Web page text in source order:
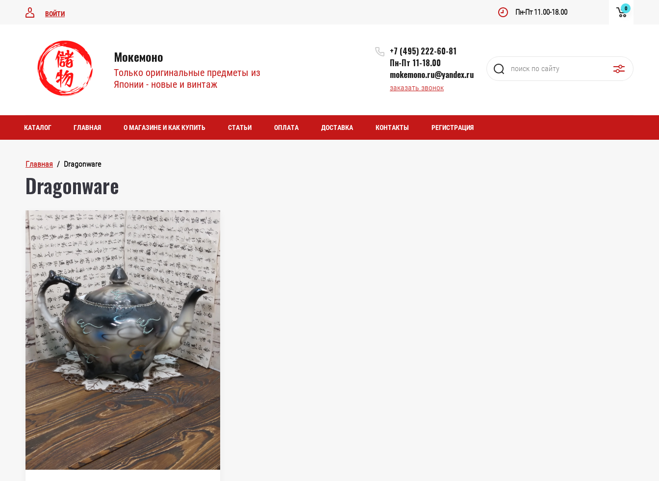
ВОЙТИ Пн-Пт 11.00-18.00 0
Мокемоно
Только оригинальные предметы из
Японии - новые и винтаж
+7 (495) 222-60-81
Пн-Пт 11-18.00
mokemono.ru@yandex.ru
заказать звонок
КАТАЛОГ ГЛАВНАЯ О МАГАЗИНЕ И КАК КУПИТЬ СТАТЬИ ОПЛАТА ДОСТАВКА КОНТАКТЫ РЕГИСТРАЦИЯ
Главная
  /  Dragonware
Dragonware